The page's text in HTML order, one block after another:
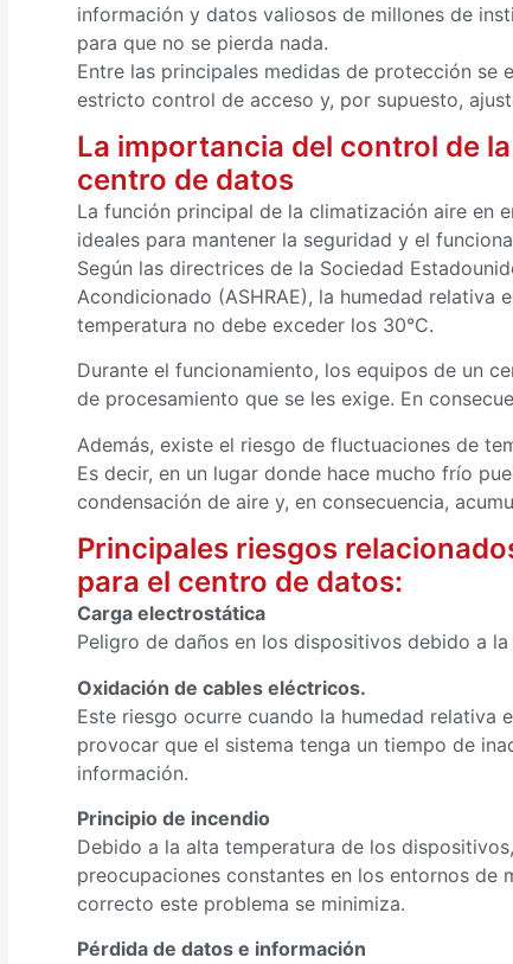
información y datos valiosos de millones de
para que no se pierda nada.
Entre las principales medidas de protección se
estricto control de acceso y, por supuesto,
La importancia del control de
centro de datos
La función principal de la climatización aire en
ideales para mantener la seguridad y el
Según las directrices de la Sociedad
Acondicionado (ASHRAE), la humedad relativa
temperatura no debe exceder los 30°C.
Durante el funcionamiento, los equipos de un
de procesamiento que se les exige. En
Además, existe el riesgo de fluctuaciones de
Es decir, en un lugar donde hace mucho frío
condensación de aire y, en consecuencia,
Principales riesgos
para el centro de datos:
Carga electrostática
Peligro de daños en los dispositivos debido a
Oxidación de cables eléctricos.
Este riesgo ocurre cuando la humedad relativa
provocar que el sistema tenga un tiempo de
información.
Principio de incendio
Debido a la alta temperatura de los
preocupaciones constantes en los entornos
correcto este problema se minimiza.
Pérdida de datos e información